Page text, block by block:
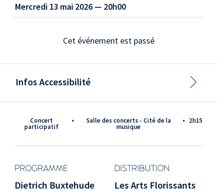
Concert
participatif
• Salle des concerts - Cité de la
musique
• 2h15
PROGRAMME DISTRIBUTION
Dietrich Buxtehude
Les Arts Florissants
Mercredi 13 mai 2026 — 20h00
Cet événement est passé
Infos Accessibilité